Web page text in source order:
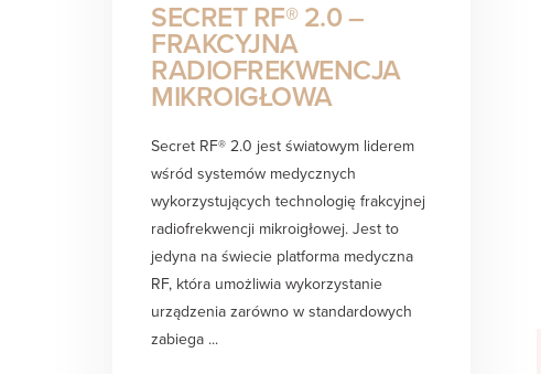
SECRET RF® 2.0 –
FRAKCYJNA
RADIOFREKWENCJA
MIKROIGŁOWA
Secret RF® 2.0 jest światowym liderem
wśród systemów medycznych
wykorzystujących technologię frakcyjnej
radiofrekwencji mikroigłowej. Jest to
jedyna na świecie platforma medyczna
RF, która umożliwia wykorzystanie
urządzenia zarówno w standardowych
zabiega ...